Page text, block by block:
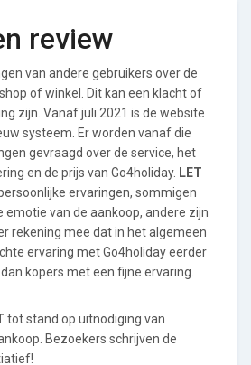
review
van andere gebruikers over de
of winkel. Dit kan een klacht of
zijn. Vanaf juli 2021 is de website
systeem. Er worden vanaf die
gevraagd over de service, het
en de prijs van Go4holiday. LET
ervaringen, sommigen
emotie van de aankoop, andere zijn
rekening mee dat in het algemeen
ervaring met Go4holiday eerder
kopers met een fijne ervaring.
tot stand op uitnodiging van
Bezoekers schrijven de